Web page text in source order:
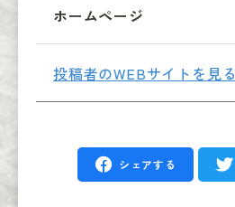
ホームページ
投稿者のWEBサイトを見る
シェアする